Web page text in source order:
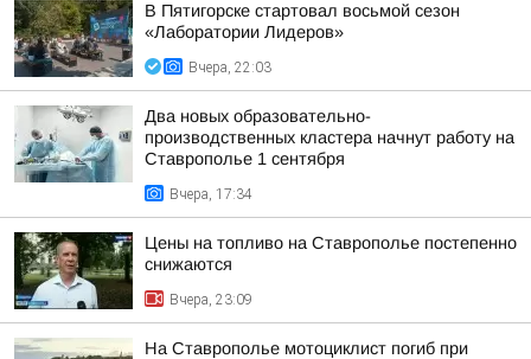
В Пятигорске стартовал восьмой сезон
«Лаборатории Лидеров»
Вчера, 22:03
Два новых образовательно-
производственных кластера начнут работу на
Ставрополье 1 сентября
Вчера, 17:34
Цены на топливо на Ставрополье постепенно
снижаются
Вчера, 23:09
На Ставрополье мотоциклист погиб при